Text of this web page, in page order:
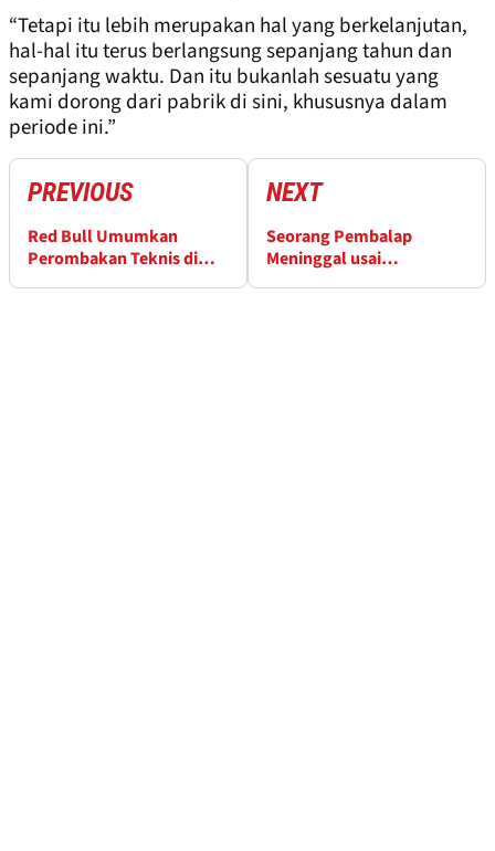
“Tetapi itu lebih merupakan hal yang berkelanjutan,
hal-hal itu terus berlangsung sepanjang tahun dan
sepanjang waktu. Dan itu bukanlah sesuatu yang
kami dorong dari pabrik di sini, khususnya dalam
periode ini.”
PREVIOUS
Red Bull Umumkan
Perombakan Teknis di
NEXT
Seorang Pembalap
Meninggal usai